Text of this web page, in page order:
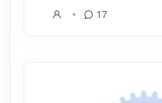
17